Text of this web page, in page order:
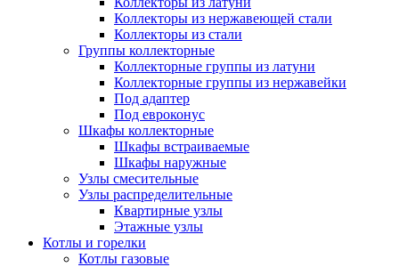
Коллекторы из нержавеющей стали
Коллекторы из стали
Группы коллекторные
Коллекторные группы из латуни
Коллекторные группы из нержавейки
Под адаптер
Под евроконус
Шкафы коллекторные
Шкафы встраиваемые
Шкафы наружные
Узлы смесительные
Узлы распределительные
Квартирные узлы
Этажные узлы
Котлы и горелки
Котлы газовые